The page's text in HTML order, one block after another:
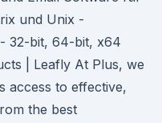
und Unix -
32-bit, 64-bit, x64
| Leafly At Plus, we
access to effective,
the best